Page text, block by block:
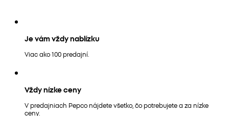
Je vám vždy nablízku
Viac ako 100 predajní.
Vždy nízke ceny
V predajniach Pepco nájdete všetko, čo potrebujete a za nízke
ceny.